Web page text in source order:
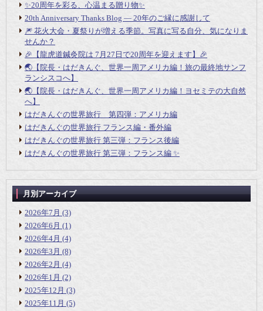
✨20周年を彩る、心温まる贈り物✨
20th Anniversary Thanks Blog ― 20年のご縁に感謝して
🎆 花火大会・夏祭りが増える季節。写真に写る自分、気になりま
せんか？
🎉【龍虎道鍼灸院は 7月27日で20周年を迎えます】🎉
🌏【院長・はだきんぐ、世界一周アメリカ編！旅の最終地サンフ
ランシスコへ】
🌏【院長・はだきんぐ、世界一周アメリカ編！ヨセミテの大自然
へ】
はだきんぐの世界旅行 第四弾：アメリカ編
はだきんぐの世界旅行 フランス編・番外編
はだきんぐの世界旅行 第三弾：フランス後編
はだきんぐの世界旅行 第三弾：フランス編 ✨
月別アーカイブ
2026年7月 (3)
2026年6月 (1)
2026年4月 (4)
2026年3月 (8)
2026年2月 (4)
2026年1月 (2)
2025年12月 (3)
2025年11月 (5)